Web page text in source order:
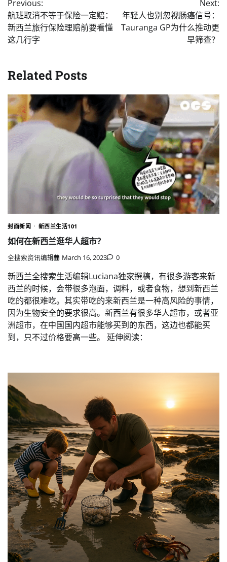
navigation
Previous:
航班取消不等于保险一定赔：
新西兰旅行保险理赔前要看懂
这几行字
Next:
年轻人也别忽视肠癌信号：
Tauranga GP为什么推动更
早筛查？
Related Posts
封面新闻 新西兰生活101
如何在新西兰逛华人超市？
全搜索资讯编辑 March 16, 2023 0
新西兰全搜索生活编辑Luciana独家撰稿，有很多游客来新
西兰的时候，会带很多泡面，调料，或者食物，想到新西兰
吃的都很难吃。其实带吃的来新西兰是一种高风险的事情，
因为生物安全的要求很高。新西兰有很多华人超市，或者亚
洲超市，在中国国内超市能够买到的东西，这边也都能买
到，只不过价格要高一些。 延伸阅读：